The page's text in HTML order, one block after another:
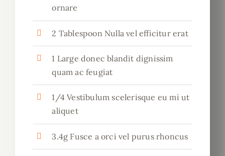
ornare
2 Tablespoon Nulla vel efficitur erat
1 Large donec blandit dignissim
quam ac feugiat
1/4 Vestibulum scelerisque eu mi ut
aliquet
3.4g Fusce a orci vel purus rhoncus